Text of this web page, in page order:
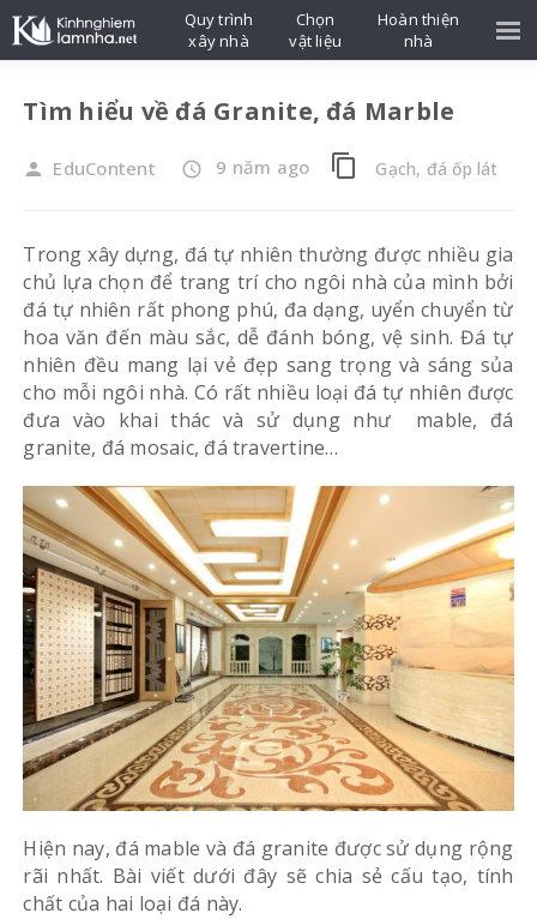
Tìm hiểu về đá Granite, đá Marble
person EduContent access_time 9 năm ago content_copy Gạch, đá ốp lát
Trong xây dựng, đá tự nhiên thường được nhiều gia
chủ lựa chọn để trang trí cho ngôi nhà của mình bởi
đá tự nhiên rất phong phú, đa dạng, uyển chuyển từ
hoa văn đến màu sắc, dễ đánh bóng, vệ sinh. Đá tự
nhiên đều mang lại vẻ đẹp sang trọng và sáng sủa
cho mỗi ngôi nhà. Có rất nhiều loại đá tự nhiên được
đưa vào khai thác và sử dụng như mable, đá
granite, đá mosaic, đá travertine…
Hiện nay, đá mable và đá granite được sử dụng rộng
rãi nhất. Bài viết dưới đây sẽ chia sẻ cấu tạo, tính
chất của hai loại đá này.
Quy trình
xây nhà
Chọn
vật liệu
Hoàn thiện
nhà